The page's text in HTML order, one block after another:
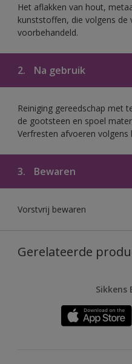
Het aflakken van hout,
kunststoffen, die volgens de
voorbehandeld.
2. Na gebruik
Reiniging gereedschap met
de gootsteen en spoel
Verfresten afvoeren volgens
3. Bewaren
Vorstvrij bewaren
Gerelateerde
Sikkens